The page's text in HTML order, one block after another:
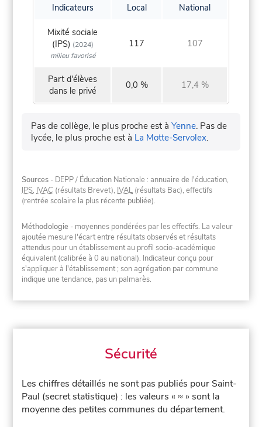
Indicateurs Local National
Mixité sociale
(IPS) (2024)
milieu favorisé
117 107
Part d'élèves
dans le privé
0,0 % 17,4 %
Pas de collège, le plus proche est àYenne. Pas de
lycée, le plus proche est à La Motte-Servolex.
Sources - DEPP / Éducation Nationale : annuaire de l'éducation,
IPS, IVAC (résultats Brevet), IVAL (résultats Bac), effectifs
(rentrée scolaire la plus récente publiée).
Méthodologie - moyennes pondérées par les effectifs. La valeur
ajoutée mesure l'écart entre résultats observés et résultats
attendus pour un établissement au profil socio-académique
équivalent (calibrée à 0 au national). Indicateur conçu pour
s'appliquer à l'établissement ; son agrégation par commune
indique une tendance, pas un palmarès.
Sécurité
Les chiffres détaillés ne sont pas publiés pour Saint-
Paul (secret statistique) : les valeurs « ≈ » sont la
moyenne des petites communes du département.